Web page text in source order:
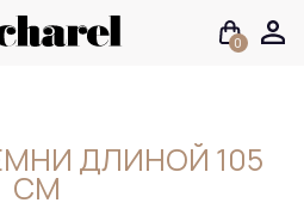
0
ДЛИНОЙ 105
СМ